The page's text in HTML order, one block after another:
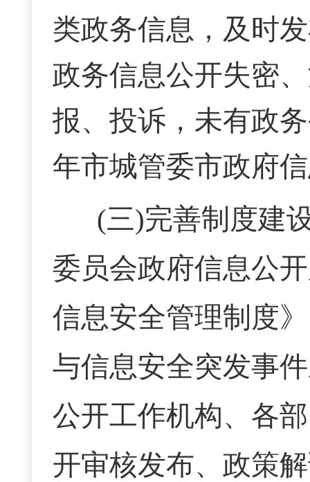
类政务信息，及时
政务信息公开失密
报、投诉，未有政
年市城管委市政府
(三)完善制度建
委员会政府信息公
信息安全管理制度
与信息安全突发事
公开工作机构、各
开审核发布、政策